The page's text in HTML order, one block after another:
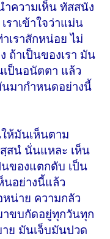
ความเห็น ทัสสนัง
ราเข้าใจว่าแม่น
เราสักหน่อย ไม่
ถ้าเป็นของเรา มัน
เป็นอนัตตา แล้ว
นมากำหนดอย่างนี้
ห้มันเห็นตาม
สนํ นั่นแหละ เห็น
นของแตกดับ เป็น
นอย่างนี้แล้ว
หน่าย ความกลัว
าขบกัดอยู่ทุกวันทุก
ย มันเจ็บมันปวด